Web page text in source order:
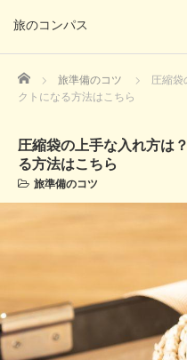
旅のコンパス
Home 旅準備のコツ
圧縮
クトになる方法はこちら
圧縮袋の上手な入れ方は
る方法はこちら
旅準備のコツ